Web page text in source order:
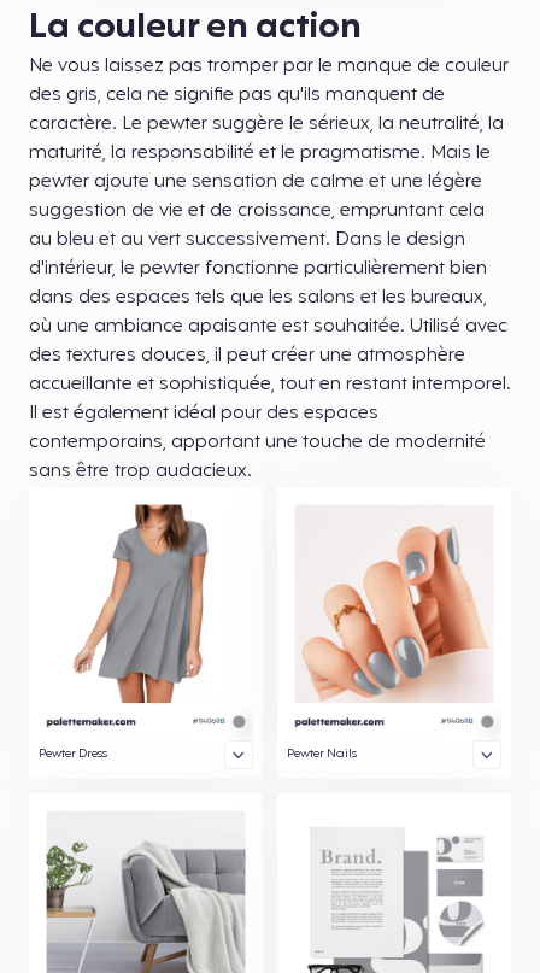
La couleur en action
Ne vous laissez pas tromper par le manque de couleur
des gris, cela ne signifie pas qu'ils manquent de
caractère. Le pewter suggère le sérieux, la neutralité, la
maturité, la responsabilité et le pragmatisme. Mais le
pewter ajoute une sensation de calme et une légère
suggestion de vie et de croissance, empruntant cela
au bleu et au vert successivement. Dans le design
d'intérieur, le pewter fonctionne particulièrement bien
dans des espaces tels que les salons et les bureaux,
où une ambiance apaisante est souhaitée. Utilisé avec
des textures douces, il peut créer une atmosphère
accueillante et sophistiquée, tout en restant intemporel.
Il est également idéal pour des espaces
contemporains, apportant une touche de modernité
sans être trop audacieux.
Pewter Dress Pewter Nails